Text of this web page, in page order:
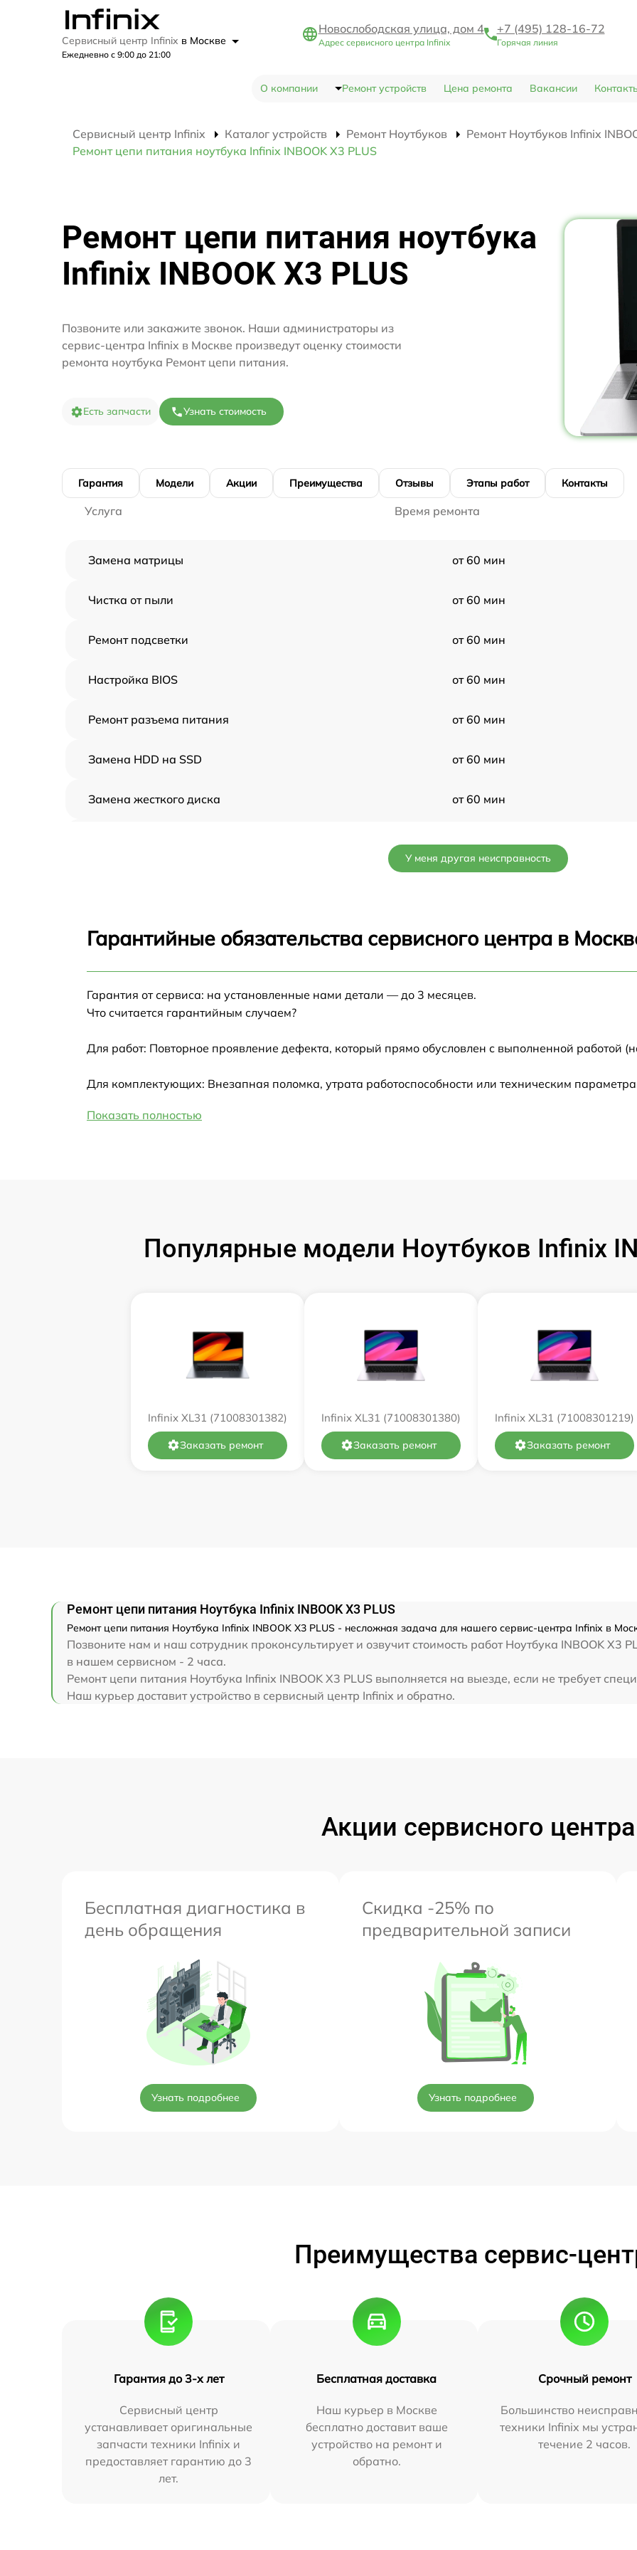
Сервисный центр Infinix в Москве
Ежедневно с 9:00 до 21:00
Новослободская улица, дом 4
Адрес сервисного центра Infinix
+7 (495) 128-16-72
Горячая линия
О компании Ремонт устройств Цена ремонта Вакансии
Сервисный центр Infinix Каталог устройств Ремонт Ноутбуков
Ремонт Ноутбуков Infinix
Ремонт цепи питания ноутбука Infinix INBOOK X3 PLUS
Ремонт цепи питания ноутбука
Infinix INBOOK X3 PLUS
Позвоните или закажите звонок. Наши администраторы из
сервис-центра Infinix в Москве произведут оценку стоимости
ремонта ноутбука Ремонт цепи питания.
Есть запчасти Узнать стоимость
Гарантия Модели Акции Преимущества Отзывы Этапы работ Контакты
Услуга Время ремонта
Замена матрицы от 60 мин
Чистка от пыли от 60 мин
Ремонт подсветки от 60 мин
Настройка BIOS от 60 мин
Ремонт разъема питания от 60 мин
Замена HDD на SSD от 60 мин
Замена жесткого диска от 60 мин
Замена HDMI от 60 мин
Ремонт дисковода
Замена динамиков
Замена микрофона от 60 мин
Замена системы охлаждения
Замена экрана от 60 мин
Замена корпуса от 60 мин
Замена тачпада от 60 мин
У меня другая неисправность
Гарантийные обязательства сервисного центра в
Гарантия от сервиса: на установленные нами детали — до 3 месяцев.
Что считается гарантийным случаем?
Для работ: Повторное проявление дефекта, который прямо обусловлен с выполненной работой
Для комплектующих: Внезапная поломка, утрата работоспособности или техническим
Показать полностью
Популярные модели Ноутбуков Infinix
Infinix XL31 (71008301382)
Заказать ремонт
Infinix XL31 (71008301380)
Заказать ремонт
Infinix XL31 (71008301219)
Заказать ремонт
Ремонт цепи питания Ноутбука Infinix INBOOK X3 PLUS
Ремонт цепи питания Ноутбука Infinix INBOOK X3 PLUS - несложная задача для нашего сервис-центра Infinix в
Позвоните нам и наш сотрудник проконсультирует и озвучит стоимость работ Ноутбука INBOOK X3
в нашем сервисном - 2 часа.
Ремонт цепи питания Ноутбука Infinix INBOOK X3 PLUS выполняется на выезде, если не требует
Наш курьер доставит устройство в сервисный центр Infinix и обратно.
Акции сервисного центра
Бесплатная диагностика в
день обращения
Узнать подробнее
Скидка -25% по
предварительной записи
Узнать подробнее
Преимущества сервис-
Гарантия до 3-х лет
Сервисный центр
устанавливает оригинальные
запчасти техники Infinix и
предоставляет гарантию до 3
лет.
Бесплатная доставка
Наш курьер в Москве
бесплатно доставит ваше
устройство на ремонт и
обратно.
Срочный ремонт
Большинство
техники Infinix мы
течение 2 часов.